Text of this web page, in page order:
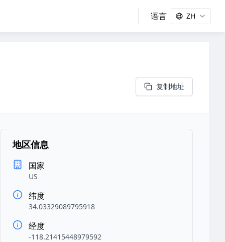
语言 ZH
复制地址
地区信息
国家
US
纬度
34.03329089795918
经度
-118.21415448979592